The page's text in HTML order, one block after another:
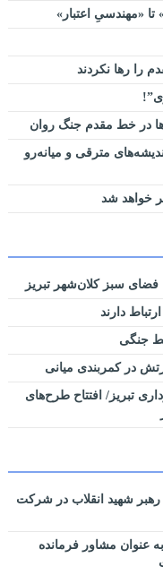
«مهندسیِ اعتبار»
در خط مقدم جنگ روان
مترقی و میانه‌رو
خواهد شد
فضای سبز کلان‌شهر تبریز
تبریز/ افتتاح طرح‌های
شهید انقلاب در شرکت
عنوان مشاور فرمانده